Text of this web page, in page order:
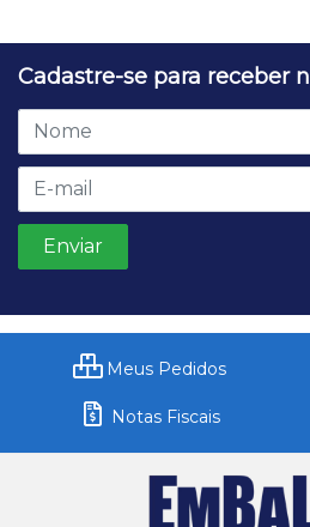
Cadastre-se para receber
Meus Pedidos
Notas Fiscais